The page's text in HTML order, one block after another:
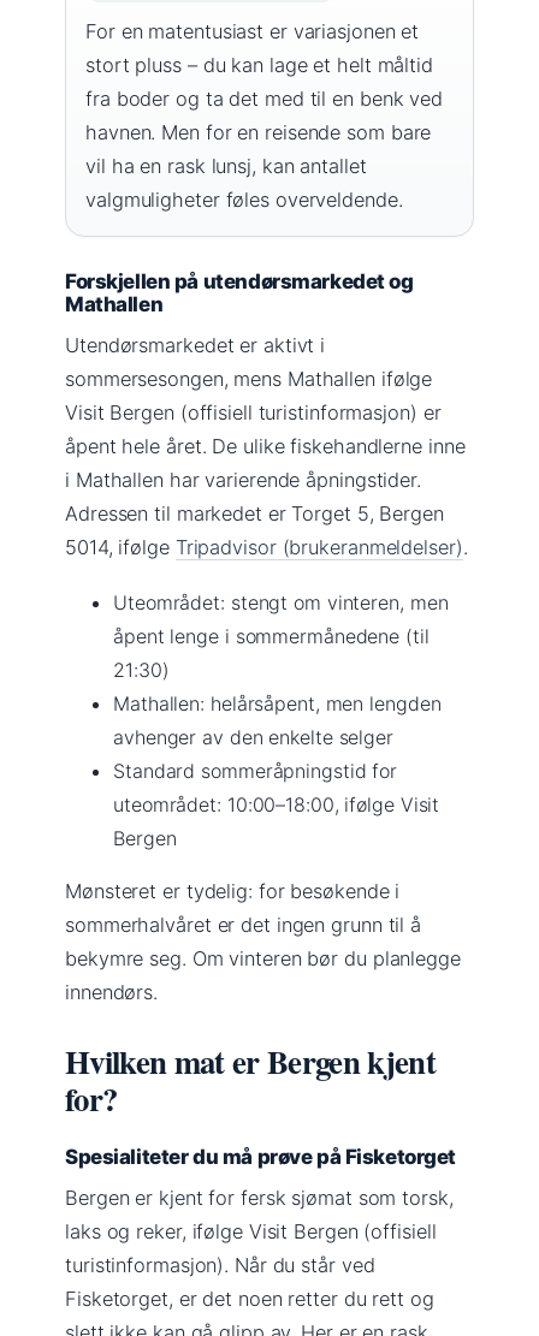
For en matentusiast er variasjonen et
stort pluss – du kan lage et helt måltid
fra boder og ta det med til en benk ved
havnen. Men for en reisende som bare
vil ha en rask lunsj, kan antallet
valgmuligheter føles overveldende.
Forskjellen på utendørsmarkedet og
Mathallen
Utendørsmarkedet er aktivt i
sommersesongen, mens Mathallen ifølge
Visit Bergen (offisiell turistinformasjon) er
åpent hele året. De ulike fiskehandlerne inne
i Mathallen har varierende åpningstider.
Adressen til markedet er Torget 5, Bergen
5014, ifølge Tripadvisor (brukeranmeldelser).
Uteområdet: stengt om vinteren, men
åpent lenge i sommermånedene (til
21:30)
Mathallen: helårsåpent, men lengden
avhenger av den enkelte selger
Standard sommeråpningstid for
uteområdet: 10:00–18:00, ifølge Visit
Bergen
Mønsteret er tydelig: for besøkende i
sommerhalvåret er det ingen grunn til å
bekymre seg. Om vinteren bør du planlegge
innendørs.
Hvilken mat er Bergen kjent
for?
Spesialiteter du må prøve på Fisketorget
Bergen er kjent for fersk sjømat som torsk,
laks og reker, ifølge Visit Bergen (offisiell
turistinformasjon). Når du står ved
Fisketorget, er det noen retter du rett og